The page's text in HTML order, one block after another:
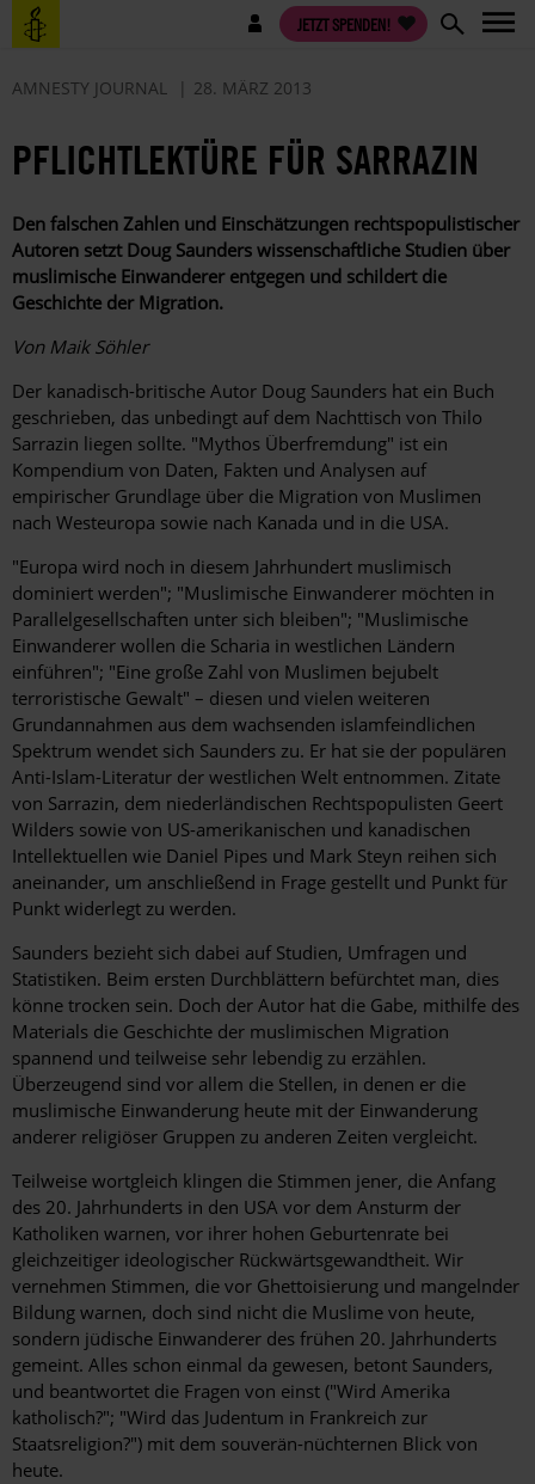
Direkt
zum
Benutzermenü JETZT SPENDEN!
AMNESTY JOURNAL 28. MÄRZ 2013
PFLICHTLEKTÜRE FÜR SARRAZIN
Den falschen Zahlen und Einschätzungen rechts­populistischer
Autoren setzt Doug Saunders wissenschaftliche Studien über
muslimische Einwanderer entgegen und schildert die
Geschichte der Migration.
Von Maik Söhler
Der kanadisch-britische Autor Doug Saunders hat ein Buch
geschrieben, das unbedingt auf dem Nachttisch von Thilo
Sarrazin liegen sollte. "Mythos Überfremdung" ist ein
Kompendium von Daten, Fakten und Analysen auf
empirischer Grundlage über die Migration von Muslimen
nach Westeuropa sowie nach Kanada und in die USA.
"Europa wird noch in diesem Jahrhundert muslimisch
dominiert werden"; "Muslimische Einwanderer möchten in
Parallelgesellschaften unter sich bleiben"; "Muslimische
Einwanderer wollen die Scharia in westlichen Ländern
einführen"; "Eine große Zahl von Muslimen bejubelt
terroristische Gewalt" – diesen und vielen weiteren
Grundannahmen aus dem wachsenden islamfeindlichen
Spektrum wendet sich Saunders zu. Er hat sie der populären
Anti-Islam-Literatur der westlichen Welt entnommen. Zitate
von Sarrazin, dem niederländischen Rechtspopulisten Geert
Wilders sowie von US-amerikanischen und kanadischen
Intellektuellen wie Daniel Pipes und Mark Steyn reihen sich
aneinander, um anschließend in Frage gestellt und Punkt für
Punkt widerlegt zu werden.
Saunders bezieht sich dabei auf Studien, Umfragen und
Statistiken. Beim ersten Durchblättern befürchtet man, dies
könne trocken sein. Doch der Autor hat die Gabe, mithilfe des
Materials die Geschichte der muslimischen Migration
spannend und teilweise sehr lebendig zu erzählen.
Überzeugend sind vor allem die Stellen, in denen er die
muslimische Einwanderung heute mit der Einwanderung
anderer religiöser Gruppen zu anderen Zeiten vergleicht.
Teilweise wortgleich klingen die Stimmen jener, die Anfang
des 20. Jahrhunderts in den USA vor dem Ansturm der
Katholiken warnen, vor ihrer hohen Geburtenrate bei
gleichzeitiger ideologischer Rückwärtsgewandtheit. Wir
vernehmen Stimmen, die vor Ghettoisierung und mangelnder
Bildung warnen, doch sind nicht die Muslime von heute,
sondern jüdische Einwanderer des frühen 20. Jahrhunderts
gemeint. Alles schon einmal da gewesen, betont Saunders,
und beantwortet die Fragen von einst ("Wird Amerika
katholisch?"; "Wird das Judentum in Frankreich zur
Staatsreligion?") mit dem souverän-nüchternen Blick von
heute.